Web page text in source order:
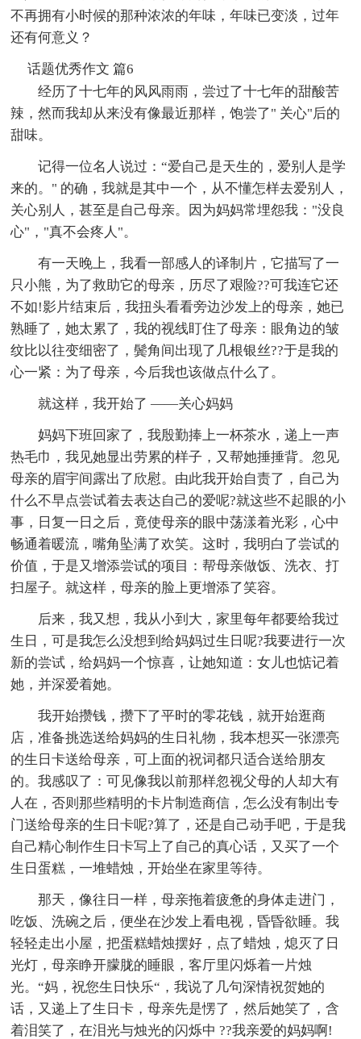
不再拥有小时候的那种浓浓的年味，年味已变淡，过年
还有何意义？
话题优秀作文 篇6
经历了十七年的风风雨雨，尝过了十七年的甜酸苦
辣，然而我却从来没有像最近那样，饱尝了" 关心"后的
甜味。
记得一位名人说过：“爱自己是天生的，爱别人是学
来的。" 的确，我就是其中一个，从不懂怎样去爱别人，
关心别人，甚至是自己母亲。因为妈妈常埋怨我："没良
心"，"真不会疼人"。
有一天晚上，我看一部感人的译制片，它描写了一
只小熊，为了救助它的母亲，历尽了艰险??可我连它还
不如!影片结束后，我扭头看看旁边沙发上的母亲，她已
熟睡了，她太累了，我的视线盯住了母亲：眼角边的皱
纹比以往变细密了，鬓角间出现了几根银丝??于是我的
心一紧：为了母亲，今后我也该做点什么了。
就这样，我开始了 ——关心妈妈
妈妈下班回家了，我殷勤捧上一杯茶水，递上一声
热毛巾，我见她显出劳累的样子，又帮她捶捶背。忽见
母亲的眉宇间露出了欣慰。由此我开始自责了，自己为
什么不早点尝试着去表达自己的爱呢?就这些不起眼的小
事，日复一日之后，竟使母亲的眼中荡漾着光彩，心中
畅通着暖流，嘴角坠满了欢笑。这时，我明白了尝试的
价值，于是又增添尝试的项目：帮母亲做饭、洗衣、打
扫屋子。就这样，母亲的脸上更增添了笑容。
后来，我又想，我从小到大，家里每年都要给我过
生日，可是我怎么没想到给妈妈过生日呢?我要进行一次
新的尝试，给妈妈一个惊喜，让她知道：女儿也惦记着
她，并深爱着她。
我开始攒钱，攒下了平时的零花钱，就开始逛商
店，准备挑选送给妈妈的生日礼物，我本想买一张漂亮
的生日卡送给母亲，可上面的祝词都只适合送给朋友
的。我感叹了：可见像我以前那样忽视父母的人却大有
人在，否则那些精明的卡片制造商信，怎么没有制出专
门送给母亲的生日卡呢?算了，还是自己动手吧，于是我
自己精心制作生日卡写上了自己的真心话，又买了一个
生日蛋糕，一堆蜡烛，开始坐在家里等待。
那天，像往日一样，母亲拖着疲惫的身体走进门，
吃饭、洗碗之后，便坐在沙发上看电视，昏昏欲睡。我
轻轻走出小屋，把蛋糕蜡烛摆好，点了蜡烛，熄灭了日
光灯，母亲睁开朦胧的睡眼，客厅里闪烁着一片烛
光。“妈，祝您生日快乐“，我说了几句深情祝贺她的
话，又递上了生日卡，母亲先是愣了，然后她笑了，含
着泪笑了，在泪光与烛光的闪烁中 ??我亲爱的妈妈啊!